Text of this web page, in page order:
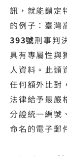
訊，就能鎖定
的例子：臺灣
393號刑事判
具有專屬性與
人資料。此類
任何額外比對
法律給予最嚴
分證統一編號
命名的電子郵